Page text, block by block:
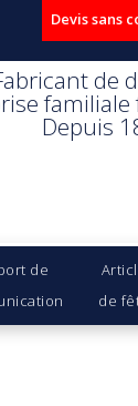
Devis sans
de
Depuis
de
de